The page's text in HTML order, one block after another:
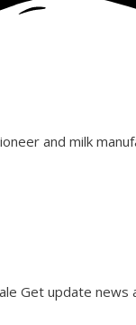
and milk
Get update